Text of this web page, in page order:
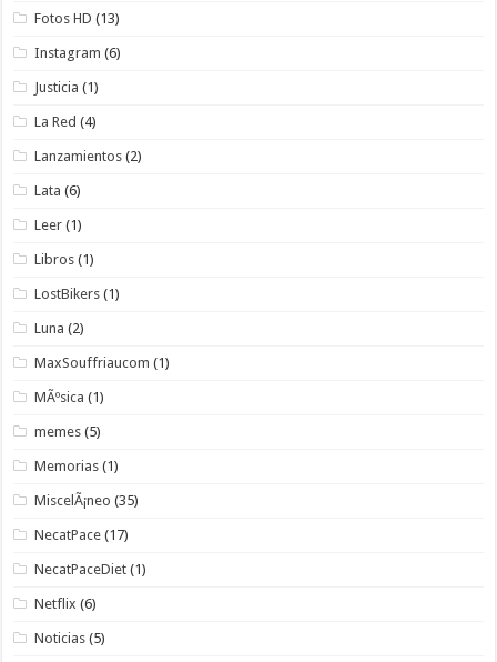
Fotos HD (13)
Instagram (6)
Justicia (1)
La Red (4)
Lanzamientos (2)
Lata (6)
Leer (1)
Libros (1)
LostBikers (1)
Luna (2)
MaxSouffriaucom (1)
MÃºsica (1)
memes (5)
Memorias (1)
MiscelÃ¡neo (35)
NecatPace (17)
NecatPaceDiet (1)
Netflix (6)
Noticias (5)